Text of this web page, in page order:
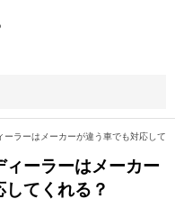
ーラーはメーカーが違う車でも対応して
ィーラーはメーカー
てくれる？